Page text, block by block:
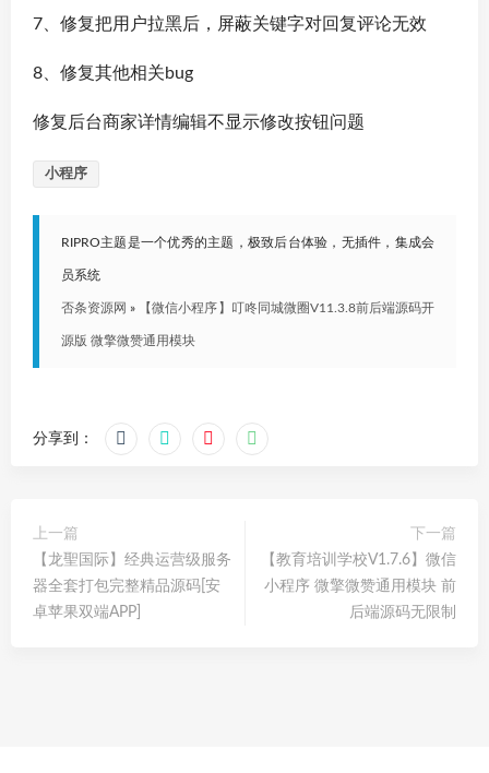
7、修复把用户拉黑后，屏蔽关键字对回复评论无效
8、修复其他相关bug
修复后台商家详情编辑不显示修改按钮问题
小程序
RIPRO主题是一个优秀的主题，极致后台体验，无插件，集成会
员系统
否条资源网 » 【微信小程序】叮咚同城微圈V11.3.8前后端源码开
源版 微擎微赞通用模块
分享到：
上一篇
【龙聖国际】经典运营级服务
器全套打包完整精品源码[安
卓苹果双端APP]
下一篇
【教育培训学校V1.7.6】微信
小程序 微擎微赞通用模块 前
后端源码无限制